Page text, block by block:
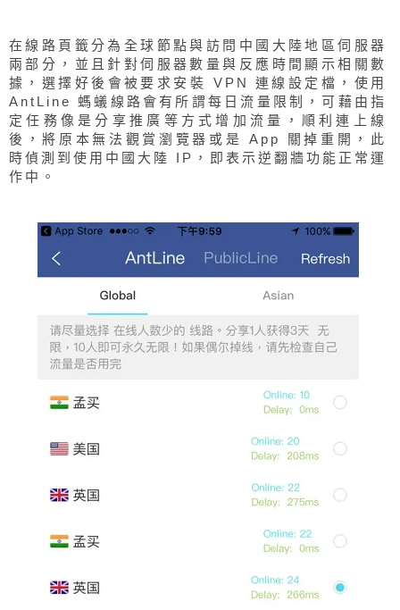
在線路頁籤分為全球節點與訪問中國大陸地區伺服器
兩部分，並且針對伺服器數量與反應時間顯示相關數
據，選擇好後會被要求安裝 VPN 連線設定檔，使用
AntLine 螞蟻線路會有所謂每日流量限制，可藉由指
定任務像是分享推廣等方式增加流量，順利連上線
後，將原本無法觀賞瀏覽器或是 App 關掉重開，此
時偵測到使用中國大陸 IP，即表示逆翻牆功能正常運
作中。